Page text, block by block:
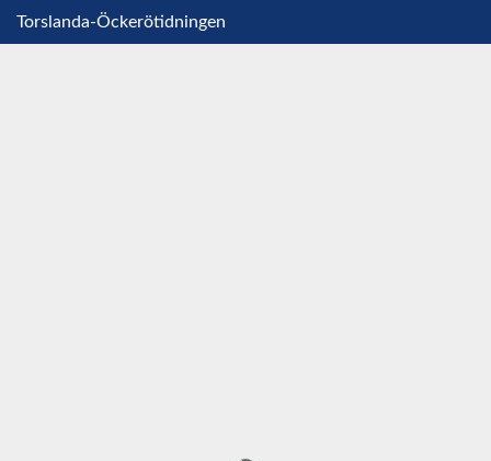
Torslanda-Öckerötidningen